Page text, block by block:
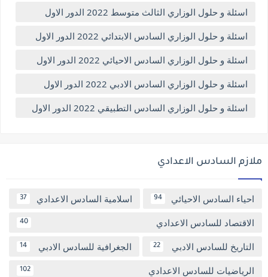
اسئلة و حلول الوزاري الثالث متوسط 2022 الدور الاول
اسئلة و حلول الوزاري السادس الابتدائي 2022 الدور الاول
اسئلة و حلول الوزاري السادس الاحيائي 2022 الدور الاول
اسئلة و حلول الوزاري السادس الادبي 2022 الدور الاول
اسئلة و حلول الوزاري السادس التطبيقي 2022 الدور الاول
ملازم السادس الاعدادي
احياء السادس الاحيائي 94 اسلامية السادس الاعدادي 37
الاقتصاد للسادس الاعدادي 40
التاريخ للسادس الادبي 22 الجغرافية للسادس الادبي 14
الرياضيات للسادس الاعدادي 102